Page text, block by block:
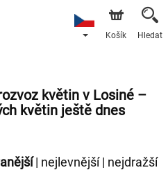
Košík Hledat
květin v Losiné –
květin ještě dnes
| nejlevnější| nejdražší